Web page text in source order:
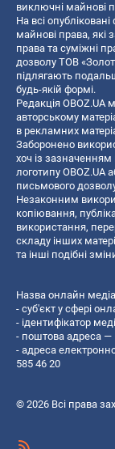
виключні майнові
На всі
майнові права, які
права та суміжні
дозволу ТОВ
підлягають
будь-якій формі.
Редакція OBOZ.UA
авторському
в рекламних
Заборонено
хоч із зазначенням
логотипу OBOZ.UA
письмового
Незаконним
копiювання,
використання,
складу інших
та інші подібні
Назва онлайн
- суб'єкт у сфері
- ідентифікатор
- поштова адреса —
- адреса
585 46 20
© 2026 Всі права